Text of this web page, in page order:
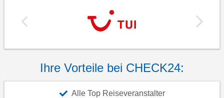
Ihre Vorteile bei CHECK24:
Alle Top Reiseveranstalter